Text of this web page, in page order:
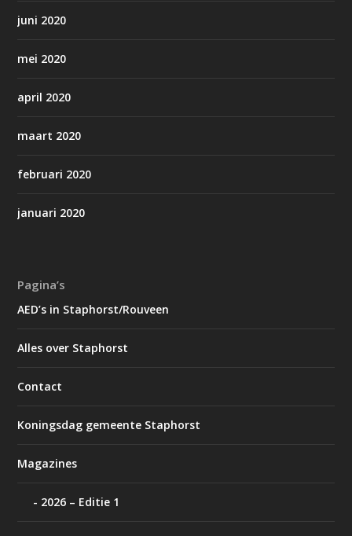
juni 2020
mei 2020
april 2020
maart 2020
februari 2020
januari 2020
Pagina’s
AED’s in Staphorst/Rouveen
Alles over Staphorst
Contact
Koningsdag gemeente Staphorst
Magazines
2026 – Editie 1